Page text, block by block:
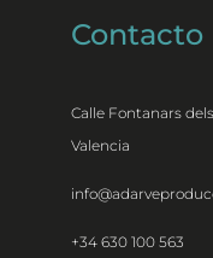
Contacto
Calle Fontanars
Valencia
+34 630 100 563